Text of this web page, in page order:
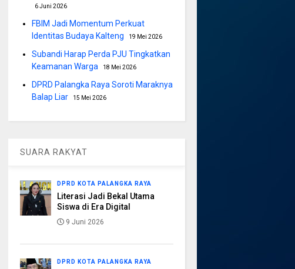
6 Juni 2026
FBIM Jadi Momentum Perkuat
Identitas Budaya Kalteng
19 Mei 2026
Subandi Harap Perda PJU Tingkatkan
Keamanan Warga
18 Mei 2026
DPRD Palangka Raya Soroti Maraknya
Balap Liar
15 Mei 2026
SUARA RAKYAT
DPRD KOTA PALANGKA RAYA
Literasi Jadi Bekal Utama
Siswa di Era Digital
9 Juni 2026
DPRD KOTA PALANGKA RAYA